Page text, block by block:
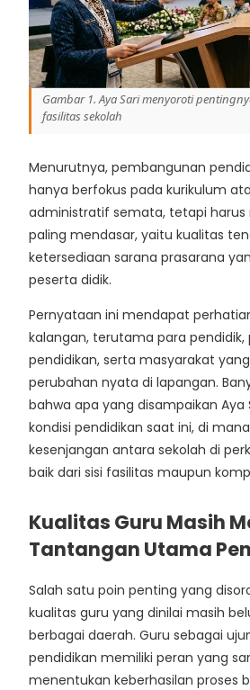
Gambar 1. Aya Sari menyoroti
fasilitas sekolah
Menurutnya, pembangunan
hanya berfokus pada kurikulum
administratif semata, tetapi
paling mendasar, yaitu kualitas
ketersediaan sarana prasarana
peserta didik.
Pernyataan ini mendapat
kalangan, terutama para
pendidikan, serta masyarakat
perubahan nyata di lapangan.
bahwa apa yang disampaikan
kondisi pendidikan saat ini, di
kesenjangan antara sekolah di
baik dari sisi fasilitas maupun
Kualitas Guru Masih
Tantangan Utama
Salah satu poin penting yang
kualitas guru yang dinilai masih
berbagai daerah. Guru sebagai
pendidikan memiliki peran yang
menentukan keberhasilan proses